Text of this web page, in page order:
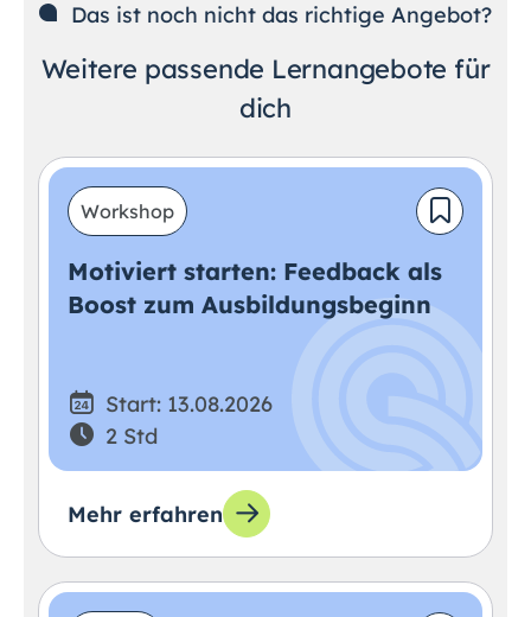
Das ist noch nicht das richtige Angebot?
Weitere passende Lernangebote für
dich
Workshop
Motiviert starten: Feedback als
Boost zum Ausbildungsbeginn
Start: 13.08.2026
2 Std
Mehr erfahren